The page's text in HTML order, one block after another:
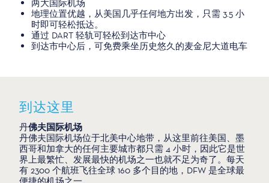
两大国际机场
地理位置优越，从美国几乎任何地方出发，只需 3.5 小
时即可轻松抵达。
通过 DART 轻轨可轻松到达市中心
到达市中心后，可免费乘坐历史悠久的麦金尼大道电车
到达这里
丹佛夫国际机场
丹佛夫国际机场位于北美中心地带，从这里前往美国、墨
西哥和加拿大的任何主要城市都只需 4 小时，因此它是世
界上最繁忙、发展最快的机场之一也就不足为奇了。每天
有 2300 个航班飞往全球 160 多个目的地，DFW 是全球最